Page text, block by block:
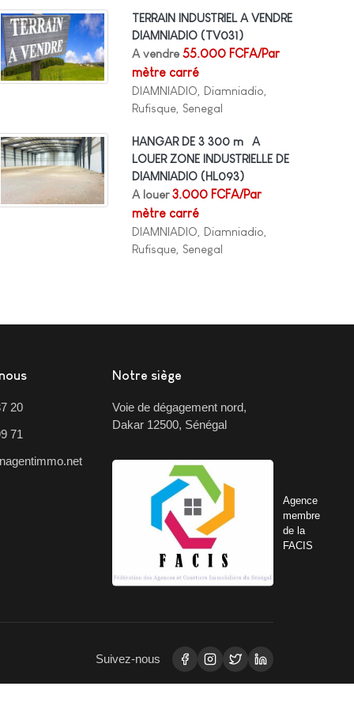
TERRAIN INDUSTRIEL A VENDRE
DIAMNIADIO (TV031)
A vendre 55.000 FCFA/Par
mètre carré
DIAMNIADIO, Diamniadio,
Rufisque, Senegal
HANGAR DE 3 300 m² A
LOUER ZONE INDUSTRIELLE DE
DIAMNIADIO (HL093)
A louer3.000 FCFA/Par
mètre carré
DIAMNIADIO, Diamniadio,
Rufisque, Senegal
20
71
Notre siège
Voie de dégagement nord,
Dakar 12500, Sénégal
Agence
membre
de la
FACIS
Suivez-nous